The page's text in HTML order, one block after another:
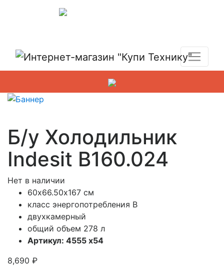
Б/у Холодильник
Indesit B160.024
Нет в наличии
60х66.50х167 см
класс энергопотребления B
двухкамерный
общий объем 278 л
Артикул: 4555 x54
8,690 ₽